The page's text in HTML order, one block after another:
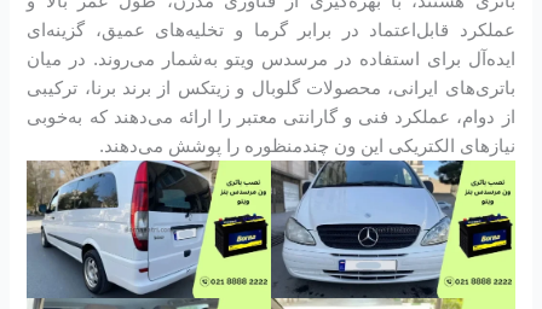
عملکرد قابل‌اعتماد در برابر گرما و تخلیه‌های عمیق، گزینه‌ای
ایده‌آل برای استفاده در مرسدس ویتو به‌شمار می‌روند. در میان
باتری‌های ایرانی، محصولات گلوبال و زیتکس از برند برنا، ترکیبی
از دوام، عملکرد فنی و گارانتی معتبر را ارائه می‌دهند که به‌خوبی
نیازهای الکتریکی این ون چندمنظوره را پوشش می‌دهند.